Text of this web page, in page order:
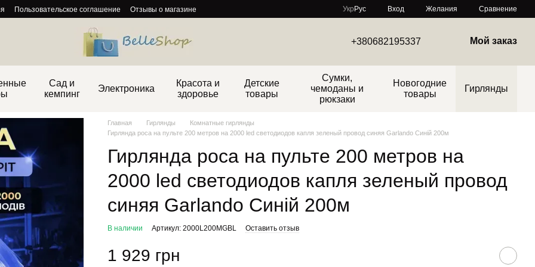
Пользовательское соглашение
Отзывы о магазине
Укр Рус Вход Желания Сравнение
+380682195337 Мой заказ
Сад и
кемпинг
Электроника
Красота и
здоровье
Детские
товары
Сумки,
чемоданы и
рюкзаки
Новогодние
товары
Гирлянды
Главная Гирлянды
Комнатные гирлянды
Гирлянда роса на пульте 200 метров на 2000 led светодиодов капля зеленый провод синяя Garlando Синій 200м
Гирлянда роса на пульте 200 метров на
2000 led светодиодов капля зеленый провод
синяя Garlando Синій 200м
В наличии Артикул: 2000L200MGBL Оставить отзыв
1 929 грн